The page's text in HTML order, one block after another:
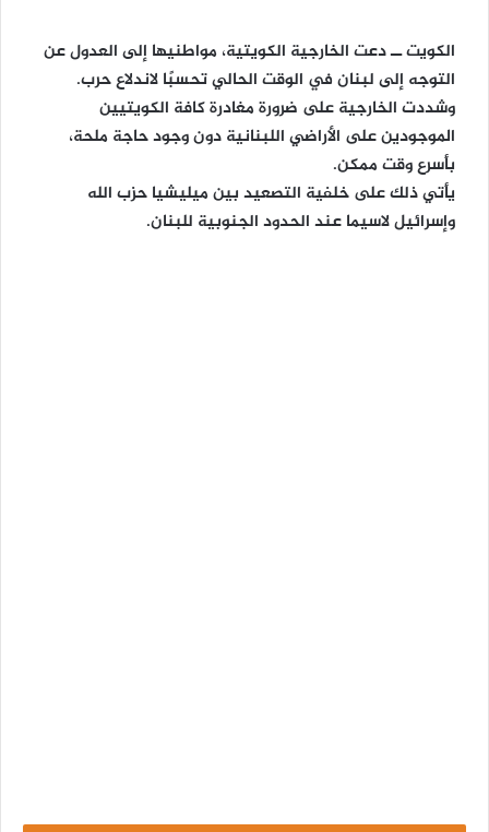
الكويت ــ دعت الخارجية الكويتية، مواطنيها إلى العدول عن
التوجه إلى لبنان في الوقت الحالي تحسبًا لاندلاع حرب.
وشددت الخارجية على ضرورة مغادرة كافة الكويتيين
الموجودين على الأراضي اللبنانية دون وجود حاجة ملحة،
بأسرع وقت ممكن.
يأتي ذلك على خلفية التصعيد بين ميليشيا حزب الله
وإسرائيل لاسيما عند الحدود الجنوبية للبنان.